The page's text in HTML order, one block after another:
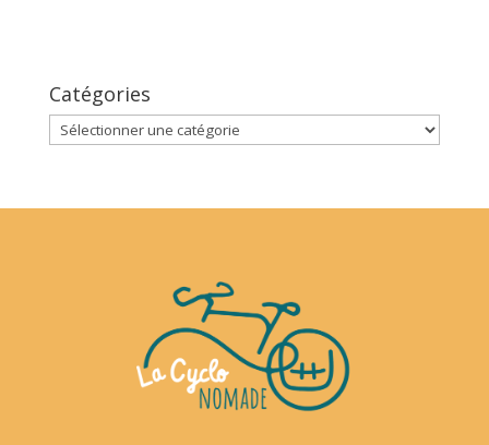
Catégories
Catégories